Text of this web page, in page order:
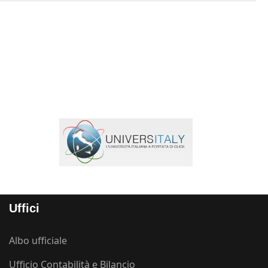
Uffici
Albo ufficiale
Ufficio Contabilità e Bilancio